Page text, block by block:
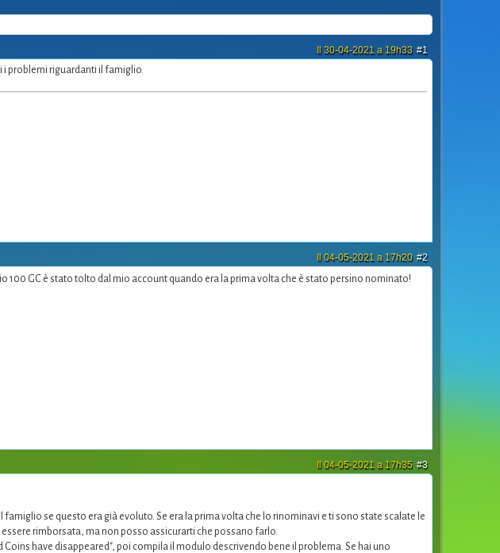
#1
Il 30-04-2021 a 19h33
i problemi riguardanti il famiglio.
#2
Il 04-05-2021 a 17h20
GC è stato tolto dal mio account quando era la prima volta che è stato persino nominato!
#3
Il 04-05-2021 a 17h35
se questo era già evoluto. Se era la prima volta che lo rinominavi e ti sono state scalate le
rimborsata, ma non posso assicurarti che possano farlo.
have disappeared", poi compila il modulo descrivendo bene il problema. Se hai uno